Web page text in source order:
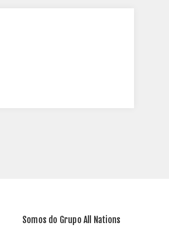
Somos do Grupo All Nations